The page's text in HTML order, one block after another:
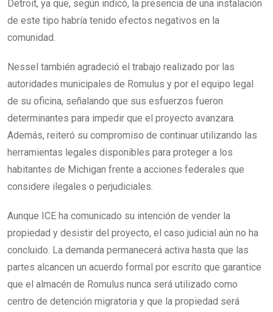
Detroit, ya que, según indicó, la presencia de una instalación
de este tipo habría tenido efectos negativos en la
comunidad.
Nessel también agradeció el trabajo realizado por las
autoridades municipales de Romulus y por el equipo legal
de su oficina, señalando que sus esfuerzos fueron
determinantes para impedir que el proyecto avanzara.
Además, reiteró su compromiso de continuar utilizando las
herramientas legales disponibles para proteger a los
habitantes de Michigan frente a acciones federales que
considere ilegales o perjudiciales.
Aunque ICE ha comunicado su intención de vender la
propiedad y desistir del proyecto, el caso judicial aún no ha
concluido. La demanda permanecerá activa hasta que las
partes alcancen un acuerdo formal por escrito que garantice
que el almacén de Romulus nunca será utilizado como
centro de detención migratoria y que la propiedad será